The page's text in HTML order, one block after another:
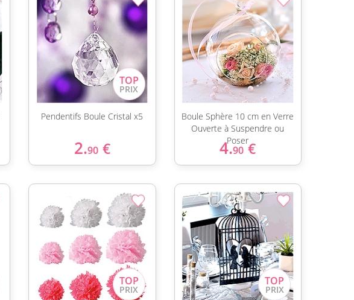
Pendentifs Boule Cristal x5
2.90 €
Boule Sphère 10 cm en Verre
Ouverte à Suspendre ou
Poser
4.90 €